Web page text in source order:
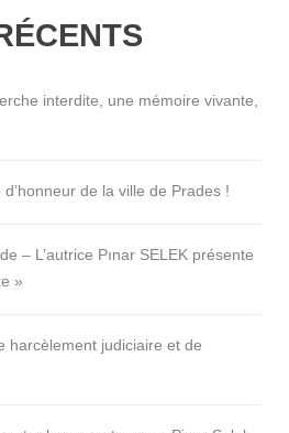
interdite, une mémoire vivante,
de la ville de Prades !
– L’autrice Pınar SELEK présente
»
harcèlement judiciaire et de